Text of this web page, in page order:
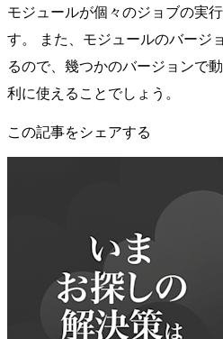
モジュールが個々のジョブの実
す。 また、モジュールのバージ
るので、幾つかのバージョンで
利に使えることでしょう。
この記事をシェアする